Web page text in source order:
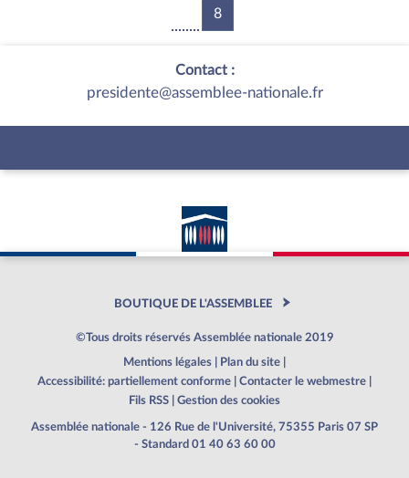
8
Contact :
presidente@assemblee-nationale.fr
BOUTIQUE DE L'ASSEMBLEE
©Tous droits réservés Assemblée nationale 2019
Mentions légales Plan du site
Accessibilité: partiellement conforme
Contacter le webmestre
Fils RSS
Gestion des cookies
Assemblée nationale - 126 Rue de l'Université, 75355 Paris 07 SP
- Standard 01 40 63 60 00